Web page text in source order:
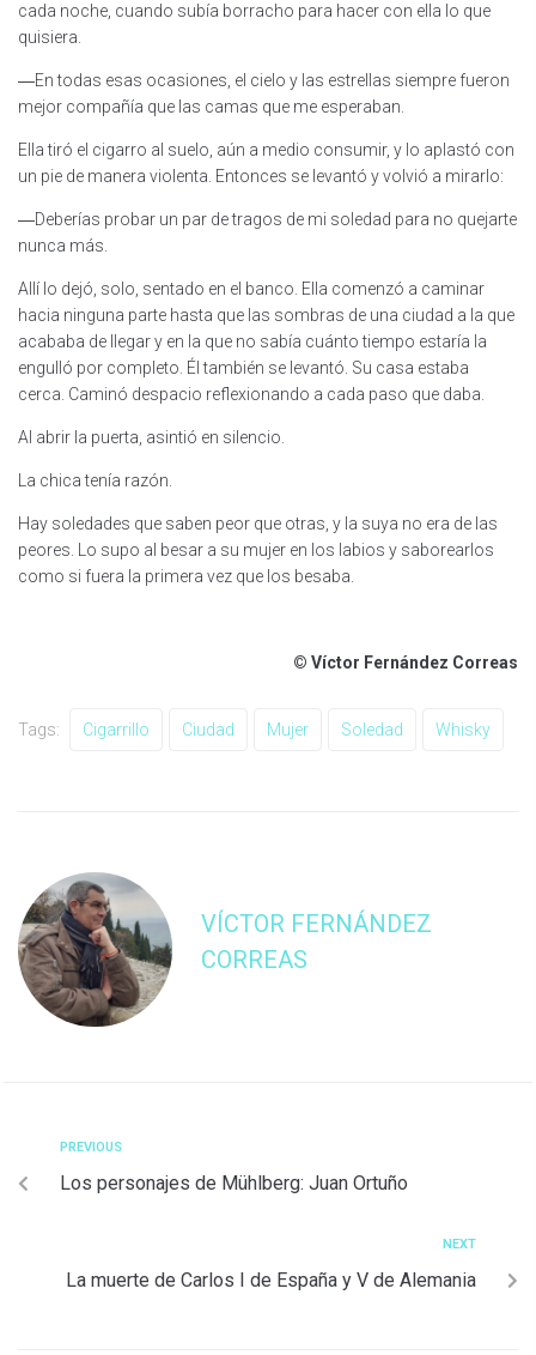
cada noche, cuando subía borracho para hacer con ella lo que
quisiera.
―En todas esas ocasiones, el cielo y las estrellas siempre fueron
mejor compañía que las camas que me esperaban.
Ella tiró el cigarro al suelo, aún a medio consumir, y lo aplastó con
un pie de manera violenta. Entonces se levantó y volvió a mirarlo:
―Deberías probar un par de tragos de mi soledad para no quejarte
nunca más.
Allí lo dejó, solo, sentado en el banco. Ella comenzó a caminar
hacia ninguna parte hasta que las sombras de una ciudad a la que
acababa de llegar y en la que no sabía cuánto tiempo estaría la
engulló por completo. Él también se levantó. Su casa estaba
cerca. Caminó despacio reflexionando a cada paso que daba.
Al abrir la puerta, asintió en silencio.
La chica tenía razón.
Hay soledades que saben peor que otras, y la suya no era de las
peores. Lo supo al besar a su mujer en los labios y saborearlos
como si fuera la primera vez que los besaba.
© Víctor Fernández Correas
Tags: Cigarrillo Ciudad Mujer Soledad Whisky
VÍCTOR FERNÁNDEZ
CORREAS
PREVIOUS
Los personajes de Mühlberg: Juan Ortuño
NEXT
La muerte de Carlos I de España y V de Alemania